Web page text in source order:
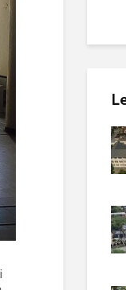
Korda
Klári
Bölöni